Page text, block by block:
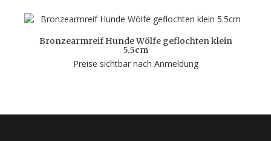
Bronzearmreif Hunde Wölfe geflochten klein
5.5cm
Preise sichtbar nach Anmeldung